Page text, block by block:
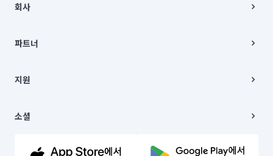
00019 |
주소 | 본사: 서울특별시 종로구 율곡로 6(중학동, 트윈트리빌딩) B동 5층
컨택센터 : 서울특별시 종로구 수송동 율곡로 24, 7층, 8층 미소
상품, 상품정보, 거래에 관한 의무와 책임은 거래당사자에게 있습니다.
언론 보도 관련 문의:
© 유한회사 미소. Miso, Inc. All Rights Reserved.
회사
채용
파트너
이사
지원
이용약관
문의하기
소셜
유튜브